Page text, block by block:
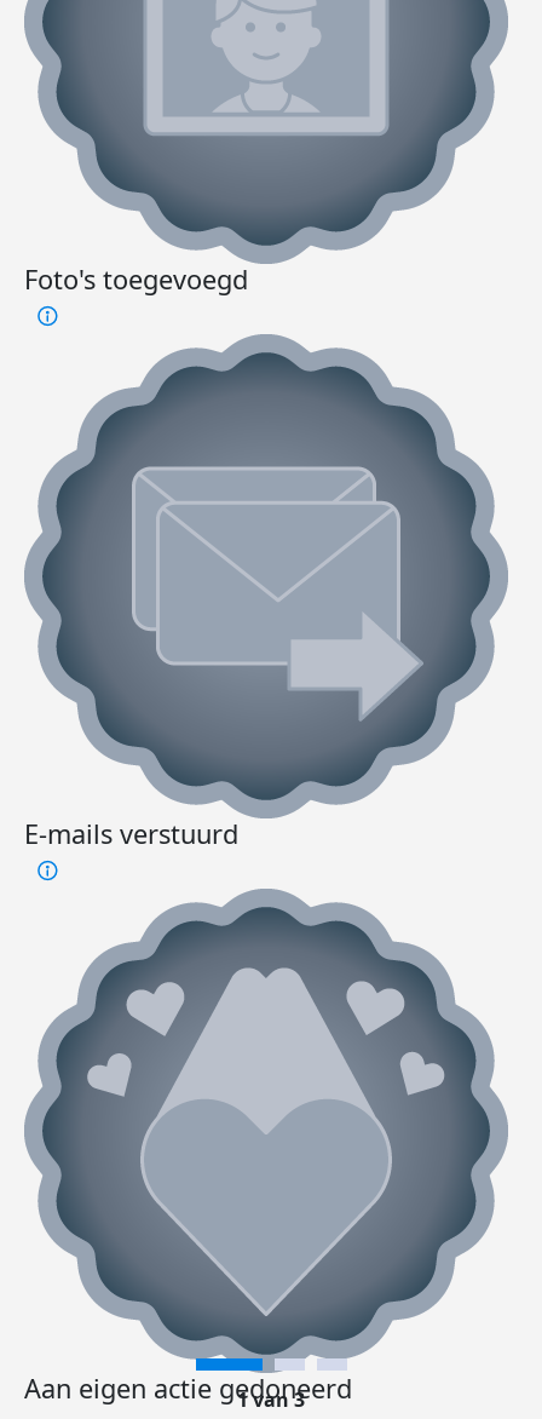
Foto's toegevoegd
E-mails verstuurd
Aan eigen actie gedoneerd
1 van 3